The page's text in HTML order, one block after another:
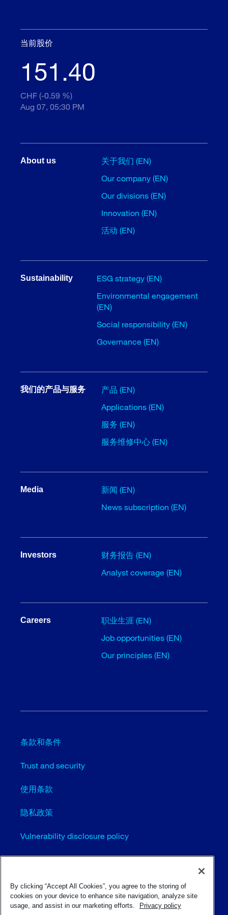
当前股价
151.40
CHF (-0.59 %)
Aug 07, 05:30 PM
About us
关于我们 (EN)
Our company (EN)
Our divisions (EN)
Innovation (EN)
活动 (EN)
Sustainability
ESG strategy (EN)
Environmental engagement
(EN)
Social responsibility (EN)
Governance (EN)
我们的产品与服务
产品 (EN)
Applications (EN)
服务 (EN)
服务维修中心 (EN)
Media
新闻 (EN)
News subscription (EN)
Investors
财务报告 (EN)
Analyst coverage (EN)
Careers
职业生涯 (EN)
Job opportunities (EN)
Our principles (EN)
条款和条件
Trust and security
使用条款
隐私政策
Vulnerability disclosure policy
Cookie settings (EN)
站点地图
© Sulzer Ltd 1996 - 2025
By clicking “Accept All Cookies”, you agree to the storing of
cookies on your device to enhance site navigation, analyze site
usage, and assist in our marketing efforts.
Privacy policy